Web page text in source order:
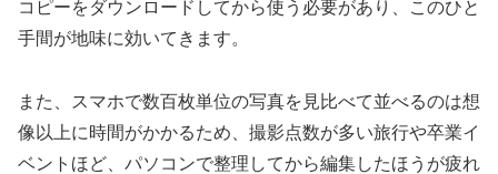
コピーをダウンロードしてから使う必要があり、このひと
手間が地味に効いてきます。
また、スマホで数百枚単位の写真を見比べて並べるのは想
像以上に時間がかかるため、撮影点数が多い旅行や卒業イ
ベントほど、パソコンで整理してから編集したほうが疲れ